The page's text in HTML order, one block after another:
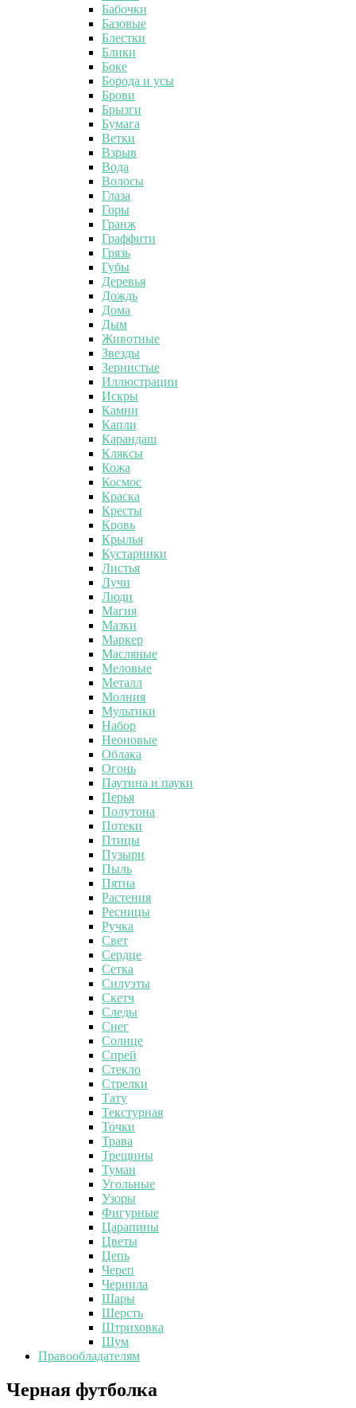
Бабочки
Базовые
Блестки
Блики
Боке
Борода и усы
Брови
Брызги
Бумага
Ветки
Взрыв
Вода
Волосы
Глаза
Горы
Гранж
Граффити
Грязь
Губы
Деревья
Дождь
Дома
Дым
Животные
Звезды
Зернистые
Иллюстрации
Искры
Камни
Капли
Карандаш
Кляксы
Кожа
Космос
Краска
Кресты
Кровь
Крылья
Кустарники
Листья
Лучи
Люди
Магия
Мазки
Маркер
Масляные
Меловые
Металл
Молния
Мультики
Набор
Неоновые
Облака
Огонь
Паутина и пауки
Перья
Полутона
Потеки
Птицы
Пузыри
Пыль
Пятна
Растения
Ресницы
Ручка
Свет
Сердце
Сетка
Силуэты
Скетч
Следы
Снег
Солнце
Спрей
Стекло
Стрелки
Тату
Текстурная
Точки
Трава
Трещины
Туман
Угольные
Узоры
Фигурные
Царапины
Цветы
Цепь
Череп
Чернила
Шары
Шерсть
Штриховка
Шум
Правообладателям
Черная
футболка
Черная футболка